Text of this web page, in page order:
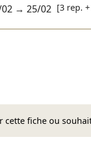
→ 25/02 [3 rep.
fiche ou